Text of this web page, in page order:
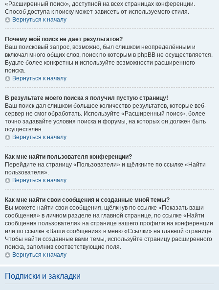
«Расширенный поиск», доступной на всех страницах конференции.
Способ доступа к поиску может зависеть от используемого стиля.
Вернуться к началу
Почему мой поиск не даёт результатов?
Ваш поисковый запрос, возможно, был слишком неопределённым и
включал много общих слов, поиск по которым в phpBB не осуществляется.
Будьте более конкретны и используйте возможности расширенного
поиска.
Вернуться к началу
В результате моего поиска я получил пустую страницу!
Ваш поиск дал слишком большое количество результатов, которые веб-
сервер не смог обработать. Используйте «Расширенный поиск», более
точно задавайте условия поиска и форумы, на которых он должен быть
осуществлён.
Вернуться к началу
Как мне найти пользователя конференции?
Перейдите на страницу «Пользователи» и щёлкните по ссылке «Найти
пользователя».
Вернуться к началу
Как мне найти свои сообщения и созданные мной темы?
Вы можете найти свои сообщения, щёлкнув по ссылке «Показать ваши
сообщения» в личном разделе на главной странице, по ссылке «Найти
сообщения пользователя» на странице вашего профиля на конференции
или по ссылке «Ваши сообщения» в меню «Ссылки» на главной странице.
Чтобы найти созданные вами темы, используйте страницу расширенного
поиска, заполнив соответствующие поля.
Вернуться к началу
Подписки и закладки